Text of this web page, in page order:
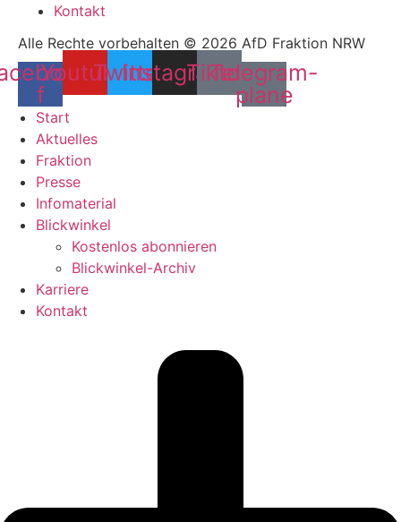
Kontakt
Alle Rechte vorbehalten © 2026 AfD Fraktion NRW
f
YoutubeTwitter
Instagram
Tiktok
Telegram-
plane
Start
Aktuelles
Fraktion
Presse
Infomaterial
Blickwinkel
Kostenlos abonnieren
Blickwinkel-Archiv
Karriere
Kontakt